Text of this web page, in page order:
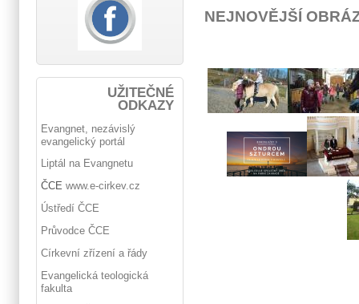
NEJNOVĚJŠÍ
UŽITEČNÉ
ODKAZY
Evangnet, nezávislý
evangelický portál
Liptál na Evangnetu
ČCE www.e-cirkev.cz
Ústředí ČCE
Průvodce ČCE
Církevní zřízení a řády
Evangelická teologická
fakulta